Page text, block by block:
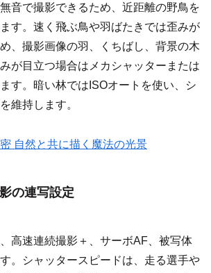
音で撮影できるため、近距離の野鳥を
す。速く飛ぶ鳥や羽ばたきでは歪みが
、撮影画像の羽、くちばし、背景の木
が目立つ場合はメカシャッターまたは
す。暗い林ではISOオートを使い、シ
維持します。
自然と共に描く魔法の光景
の連写設定
高速連続撮影＋、サーボAF、被写体
。シャッタースピードは、走る選手や